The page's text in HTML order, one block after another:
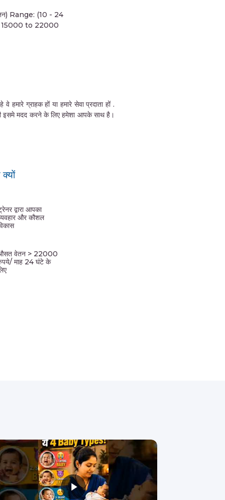
Range: (10 - 24
15000 to 22000
ग्राहक हों या हमारे सेवा प्रदाता हों .
इसमे मदद करने के लिए हमेशा आपके साथ है।
द्वारा आपका
और कौशल
वेतन > 22000
माह 24 घंटे के